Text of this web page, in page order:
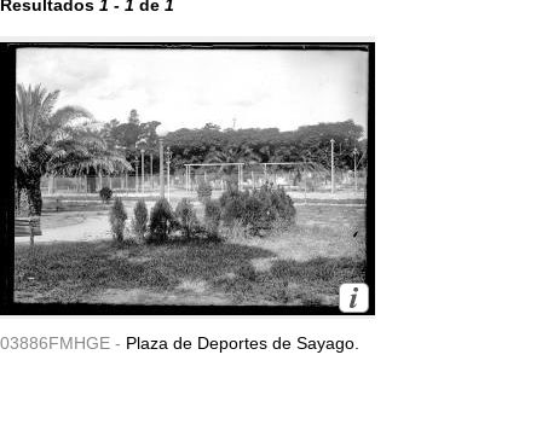
Resultados 1 - 1 de 1
03886FMHGE - Plaza de Deportes de Sayago.